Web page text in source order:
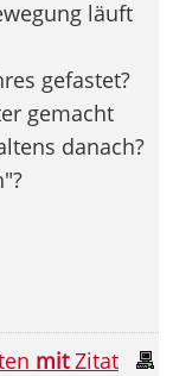
läuft
gefastet?
gemacht
danach?
mitZitat